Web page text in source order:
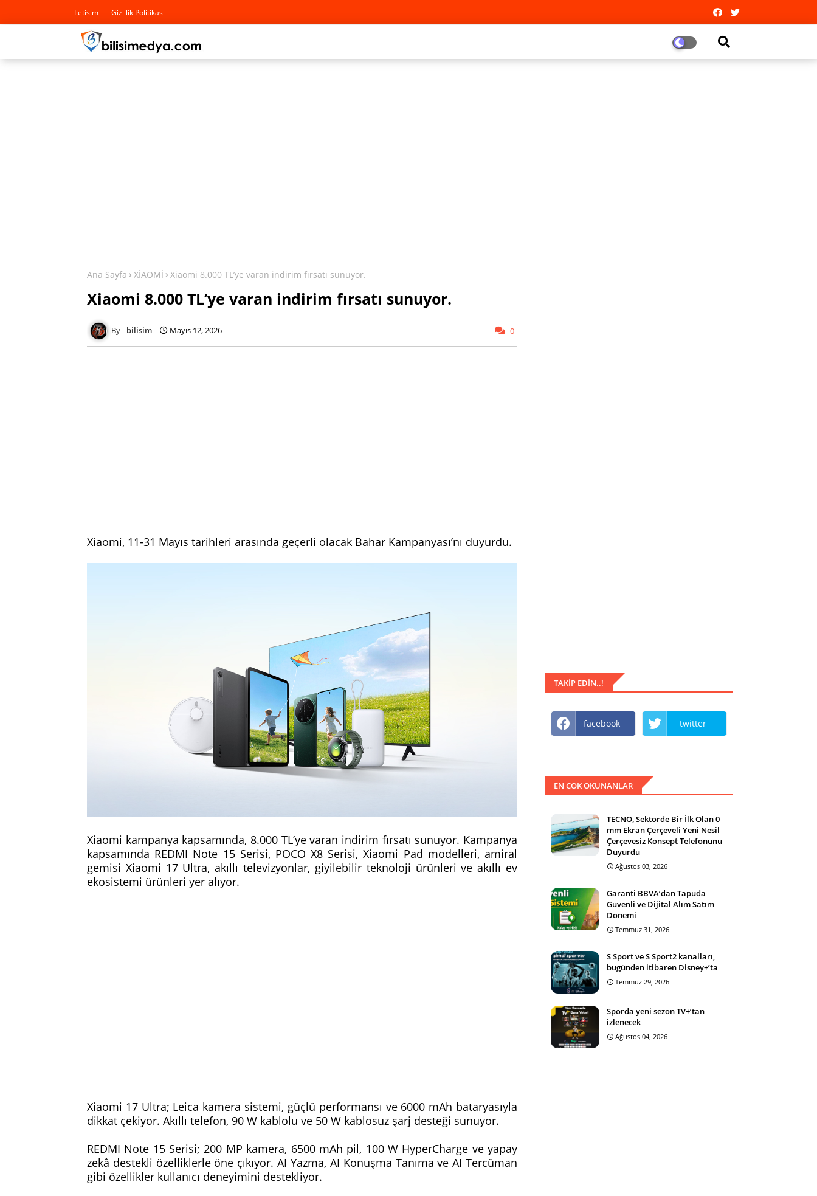
Iletisim Gizlilik Politikası
Ana Sayfa XİAOMİ Xiaomi 8.000 TL’ye varan indirim fırsatı sunuyor.
Xiaomi 8.000 TL’ye varan indirim fırsatı sunuyor.
bilisim Mayıs 12, 2026 0
Xiaomi, 11-31 Mayıs tarihleri arasında geçerli olacak Bahar Kampanyası’nı duyurdu.
Xiaomi kampanya kapsamında, 8.000 TL’ye varan indirim fırsatı sunuyor. Kampanya
kapsamında REDMI Note 15 Serisi, POCO X8 Serisi, Xiaomi Pad modelleri, amiral
gemisi Xiaomi 17 Ultra, akıllı televizyonlar, giyilebilir teknoloji ürünleri ve akıllı ev
ekosistemi ürünleri yer alıyor.
Xiaomi 17 Ultra; Leica kamera sistemi, güçlü performansı ve 6000 mAh bataryasıyla
dikkat çekiyor. Akıllı telefon, 90 W kablolu ve 50 W kablosuz şarj desteği sunuyor.
REDMI Note 15 Serisi; 200 MP kamera, 6500 mAh pil, 100 W HyperCharge ve yapay
zekâ destekli özelliklerle öne çıkıyor. AI Yazma, AI Konuşma Tanıma ve AI Tercüman
gibi özellikler kullanıcı deneyimini destekliyor.
TAKIP EDIN..!
facebook twitter
EN COK OKUNANLAR
TECNO, Sektörde Bir İlk Olan 0
mm Ekran Çerçeveli Yeni Nesil
Çerçevesiz Konsept Telefonunu
Duyurdu
Ağustos 03, 2026
Garanti BBVA’dan Tapuda
Güvenli ve Dijital Alım Satım
Dönemi
Temmuz 31, 2026
S Sport ve S Sport2 kanalları,
bugünden itibaren Disney+’ta
Temmuz 29, 2026
Sporda yeni sezon TV+’tan
izlenecek
Ağustos 04, 2026